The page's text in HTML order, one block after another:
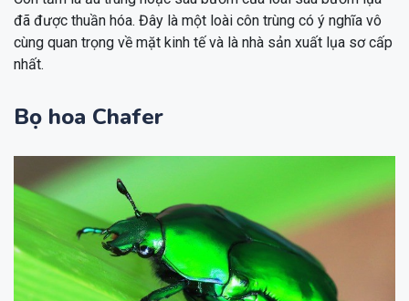
đã được thuần hóa. Đây là một loài côn trùng có ý nghĩa vô
cùng quan trọng về mặt kinh tế và là nhà sản xuất lụa sơ cấp
nhất.
Bọ hoa Chafer